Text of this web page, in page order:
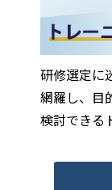
研修選定に
網羅し、目
検討できる